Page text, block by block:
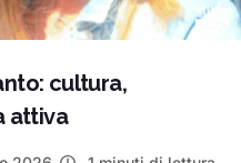
cultura,
attiva